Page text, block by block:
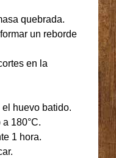
quebrada.
un reborde
en la
huevo batido.
180°C.
1 hora.